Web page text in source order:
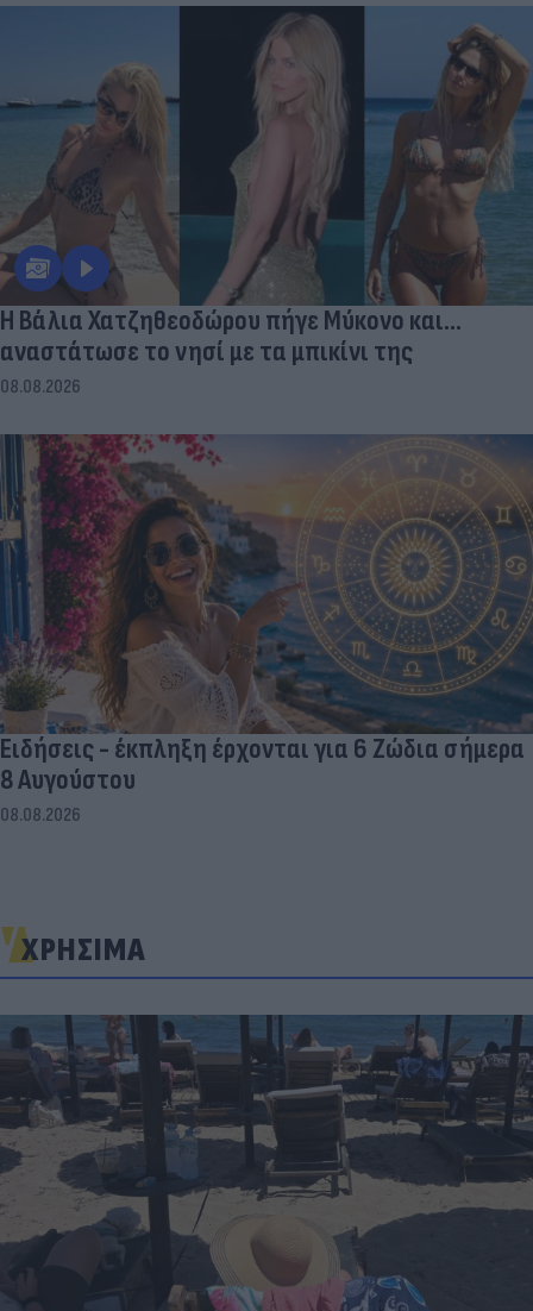
Η Βάλια Χατζηθεοδώρου πήγε Μύκονο και...
αναστάτωσε το νησί με τα μπικίνι της
08.08.2026
Ειδήσεις - έκπληξη έρχονται για 6 Ζώδια σήμερα
8 Αυγούστου
08.08.2026
ΧΡΗΣΙΜΑ